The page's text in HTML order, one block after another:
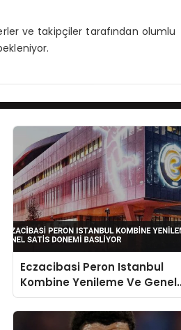
ve takipçiler tarafından olumlu
Eczacibasi Peron Istanbul
Kombine Yenileme Ve Genel
Satis Donemi Basliyor